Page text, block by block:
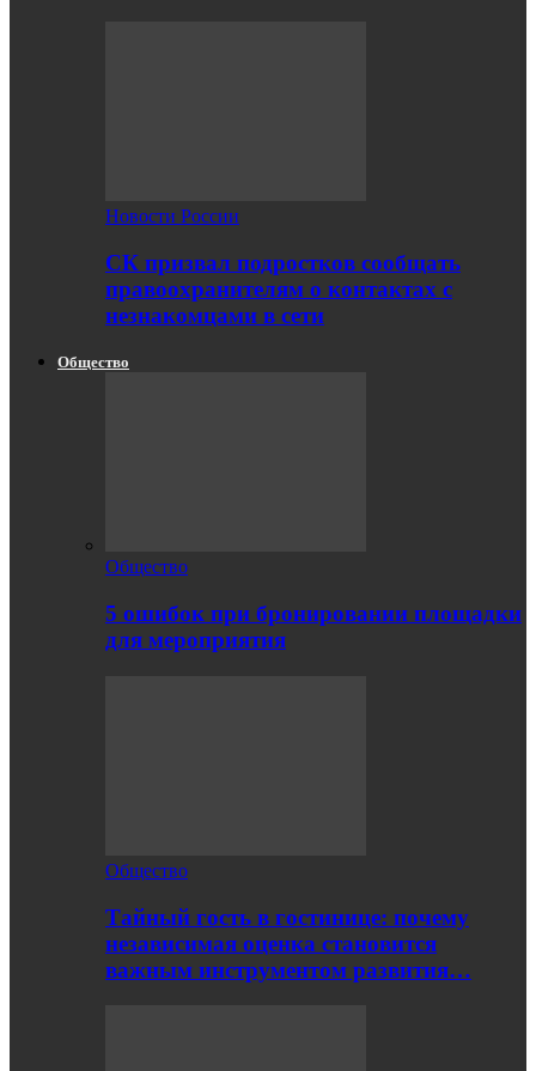
Новости России
СК призвал подростков сообщать
правоохранителям о контактах с
незнакомцами в сети
Общество
Общество
5 ошибок при бронировании площадки
для мероприятия
Общество
Тайный гость в гостинице: почему
независимая оценка становится
важным инструментом развития…